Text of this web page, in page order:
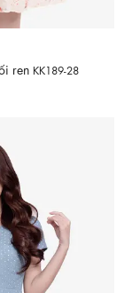
ren KK189-28